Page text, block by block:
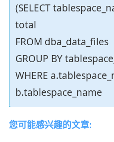
(SELECT
total
FROM dba_data_files
GROUP BY
WHERE
b.tablespace_name
您可能感兴趣的文章: